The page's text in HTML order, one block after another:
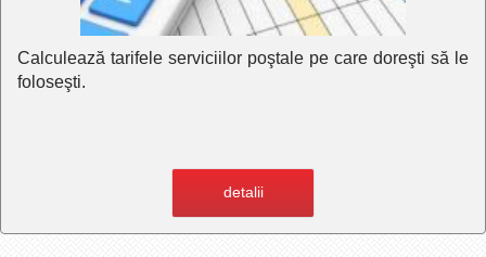
Calculează tarifele serviciilor poştale pe care doreşti să le
foloseşti.
detalii